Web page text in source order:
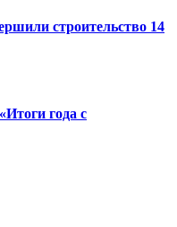
строительство 14
года с